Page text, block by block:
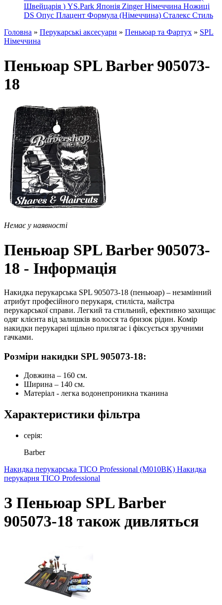
Швейцарія ) YS.Park Японія Zinger Німеччина Ножиці
DS Опус Плацент Формула (Німеччина) Сталекс Стиль
Головна » Перукарські аксесуари » Пеньюар та Фартух » SPL
Німеччина
Пеньюар SPL Barber 905073-
18
Немає у наявності
Пеньюар SPL Barber 905073-
18 - Інформація
Накидка перукарська SPL 905073-18 (пеньюар) – незамінний
атрибут професійного перукаря, стиліста, майстра
перукарської справи. Легкий та стильний, ефективно захищає
одяг клієнта від залишків волосся та бризок рідин. Комір
накидки перукарні щільно прилягає і фіксується зручними
гачками.
Розміри накидки SPL 905073-18:
Довжина – 160 см.
Ширина – 140 см.
Матеріал - легка водонепроникна тканина
Характеристики фільтра
серія:
Barber
Накидка перукарська TICO Professional (M010BK) Накидка
перукарня TICO Professional
З Пеньюар SPL Barber
905073-18 також дивляться